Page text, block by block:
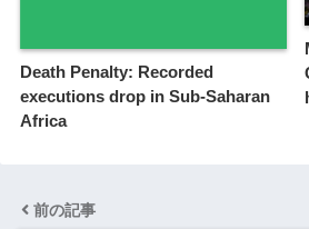
​​​Death Penalty: Recorded
executions drop in Sub-Saharan
Africa
前の記事